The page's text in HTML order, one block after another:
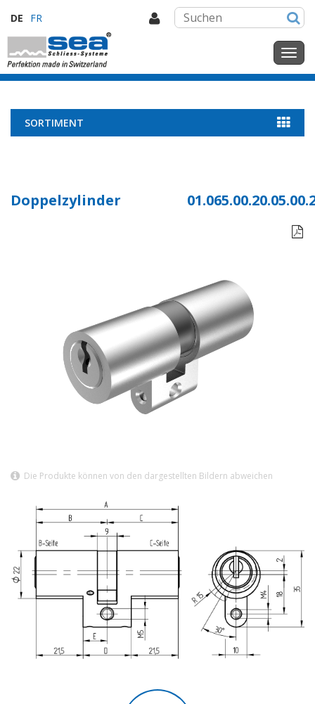
DE FR
SORTIMENT
Doppelzylinder

Die Produkte können von den dargestellten Bildern abweichen